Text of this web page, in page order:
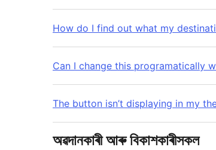
How do I find out what my
Can I change this programatically
The button isn’t displaying in my
অৱদানকাৰী আৰু বিকাশকাৰীসকল